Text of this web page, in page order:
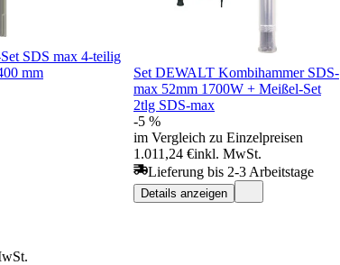
SDS max 4-teilig
mm
Set DEWALT Kombihammer SDS-
max 52mm 1700W + Meißel-Set
2tlg SDS-max
-5 %
im Vergleich zu Einzelpreisen
1.011,24 €inkl. MwSt.
Lieferung bis 2-3 Arbeitstage
Details anzeigen